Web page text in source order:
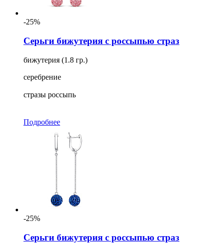
-25%
Серьги бижутерия с россыпью страз
бижутерия (1.8 гр.)
серебрение
стразы россыпь
Подробнее
-25%
Серьги бижутерия с россыпью страз